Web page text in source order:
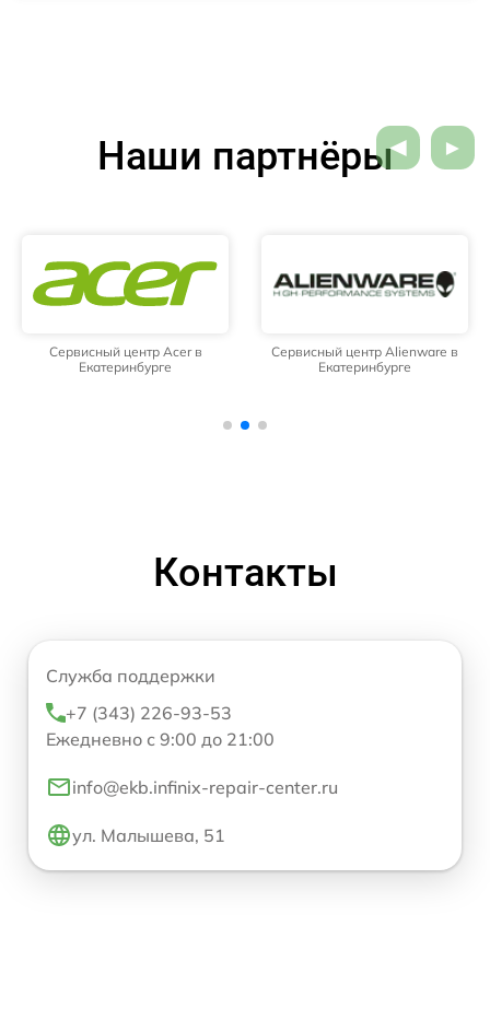
Наши партнёры
Сервисный центр Acer в
Екатеринбурге
Сервисный центр Alienware в
Екатеринбурге
Контакты
Служба поддержки
+7 (343) 226-93-53
Ежедневно с 9:00 до 21:00
info@ekb.infinix-repair-center.ru
ул. Малышева, 51